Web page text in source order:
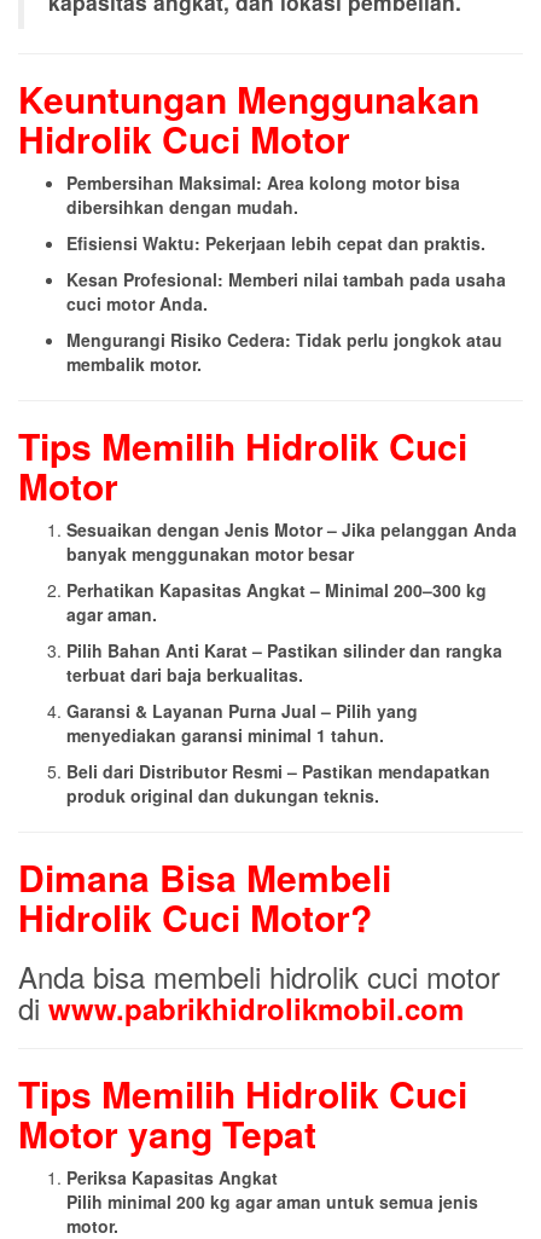
Keuntungan Menggunakan
Hidrolik Cuci Motor
Pembersihan Maksimal: Area kolong motor bisa
dibersihkan dengan mudah.
Efisiensi Waktu: Pekerjaan lebih cepat dan praktis.
Kesan Profesional: Memberi nilai tambah pada usaha
cuci motor Anda.
Mengurangi Risiko Cedera: Tidak perlu jongkok atau
membalik motor.
Tips Memilih Hidrolik Cuci
Motor
Sesuaikan dengan Jenis Motor – Jika pelanggan Anda
banyak menggunakan motor besar
Perhatikan Kapasitas Angkat – Minimal 200–300 kg
agar aman.
Pilih Bahan Anti Karat – Pastikan silinder dan rangka
terbuat dari baja berkualitas.
Garansi & Layanan Purna Jual – Pilih yang
menyediakan garansi minimal 1 tahun.
Beli dari Distributor Resmi – Pastikan mendapatkan
produk original dan dukungan teknis.
Dimana Bisa Membeli
Hidrolik Cuci Motor?
Anda bisa membeli hidrolik cuci motor
di www.pabrikhidrolikmobil.com
Tips Memilih Hidrolik Cuci
Motor yang Tepat
Periksa Kapasitas Angkat
Pilih minimal 200 kg agar aman untuk semua jenis
motor.